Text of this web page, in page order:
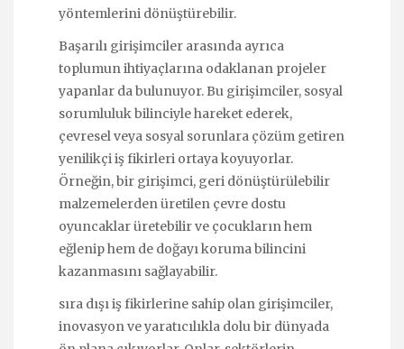
yöntemlerini dönüştürebilir.
Başarılı girişimciler arasında ayrıca
toplumun ihtiyaçlarına odaklanan projeler
yapanlar da bulunuyor. Bu girişimciler, sosyal
sorumluluk bilinciyle hareket ederek,
çevresel veya sosyal sorunlara çözüm getiren
yenilikçi iş fikirleri ortaya koyuyorlar.
Örneğin, bir girişimci, geri dönüştürülebilir
malzemelerden üretilen çevre dostu
oyuncaklar üretebilir ve çocukların hem
eğlenip hem de doğayı koruma bilincini
kazanmasını sağlayabilir.
sıra dışı iş fikirlerine sahip olan girişimciler,
inovasyon ve yaratıcılıkla dolu bir dünyada